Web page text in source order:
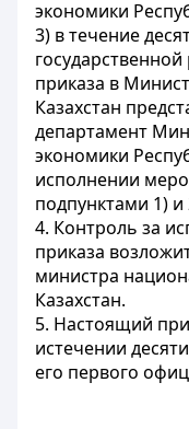
экономики
3) в течение
приказа в
Казахстан
департамент
экономики
исполнении
подпунктами 1) и
4. Контроль за
приказа
министра
Казахстан.
5. Настоящий
истечении
его первого